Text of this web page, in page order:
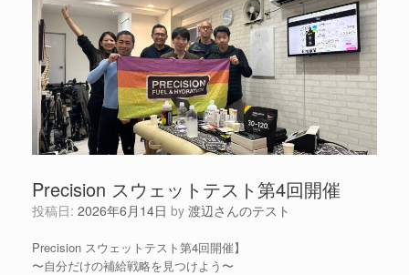
Precision スウェットテスト第4回開催
投稿日: 2026年6月14日 by 渡辺さんのテスト
Precision スウェットテスト第4回開催】
〜自分だけの補給戦略を見つけよう〜